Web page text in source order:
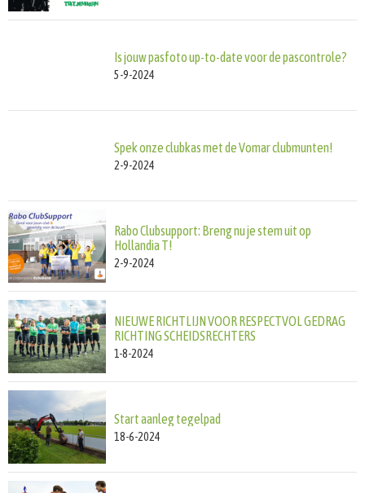
Is jouw pasfoto up-to-date voor de pascontrole?
5-9-2024
Spek onze clubkas met de Vomar clubmunten!
2-9-2024
Rabo Clubsupport: Breng nu je stem uit op
Hollandia T!
2-9-2024
NIEUWE RICHTLIJN VOOR RESPECTVOL GEDRAG
RICHTING SCHEIDSRECHTERS
1-8-2024
Start aanleg tegelpad
18-6-2024